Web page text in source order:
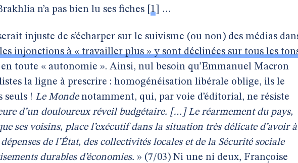
n’a pas bien lu ses fiches 1 …
injuste de s’écharper sur le suivisme (ou non) des médias
les injonctions à « travailler plus » y sont déclinées sur tous les
en toute « autonomie ». Ainsi, nul besoin qu’Emmanuel Macron
la ligne à prescrire : homogénéisation libérale oblige, ils le
seuls ! Le Mondenotamment, qui, par voie d’éditorial, ne résiste
d’un douloureux réveil budgétaire. […] Le réarmement du pays,
ses voisins, place l’exécutif dans la situation très délicate d’avoir à
de l’État, des collectivités locales et de la Sécurité sociale
durables d’économies. » (7/03) Ni une ni deux, Françoise